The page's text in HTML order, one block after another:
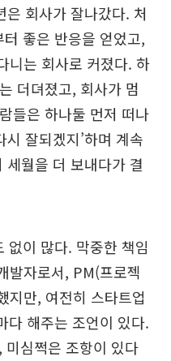
회사가 잘나갔다. 처
좋은 반응을 얻었고,
니는 회사로 커졌다. 하
더뎌졌고, 회사가 멈
들은 하나둘 먼저 떠나
잘되겠지’하며 계속
월을 더 보내다가 결
없이 많다. 막중한 책임
발자로서, PM(프로젝
지만, 여전히 스타트업
다 해주는 조언이 있다.
미심쩍은 조항이 있다